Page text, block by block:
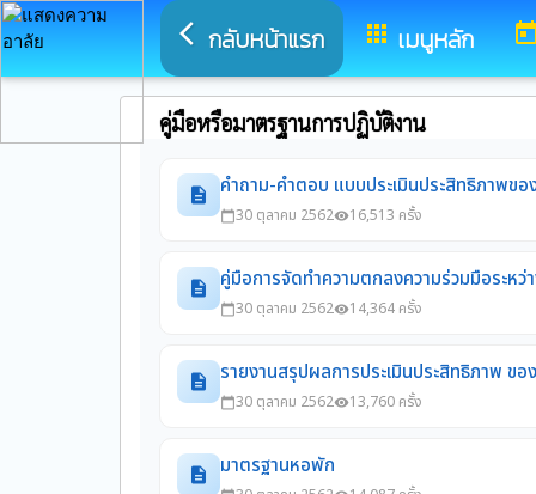
arrow_back_ios กลับหน้าแรก apps เมนูหลัก
คู่มือหรือมาตรฐานการปฏิบัติงาน